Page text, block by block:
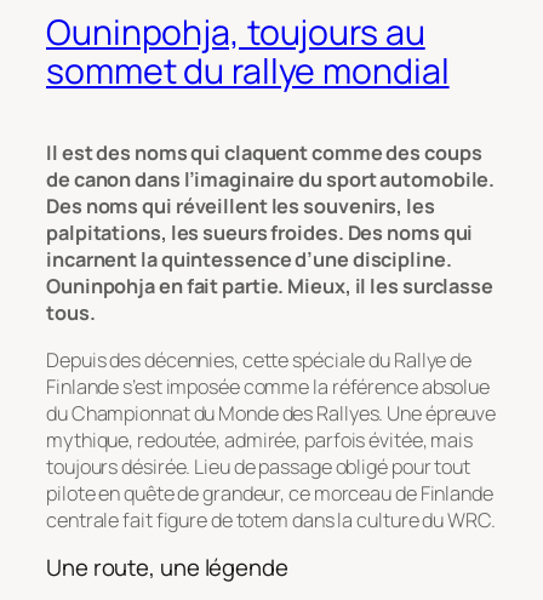
Ouninpohja, toujours au
sommet du rallye mondial
Il est des noms qui claquent comme des coups
de canon dans l’imaginaire du sport automobile.
Des noms qui réveillent les souvenirs, les
palpitations, les sueurs froides. Des noms qui
incarnent la quintessence d’une discipline.
Ouninpohja en fait partie. Mieux, il les surclasse
tous.
Depuis des décennies, cette spéciale du Rallye de
Finlande s’est imposée comme la référence absolue
du Championnat du Monde des Rallyes. Une épreuve
mythique, redoutée, admirée, parfois évitée, mais
toujours désirée. Lieu de passage obligé pour tout
pilote en quête de grandeur, ce morceau de Finlande
centrale fait figure de totem dans la culture du WRC.
Une route, une légende